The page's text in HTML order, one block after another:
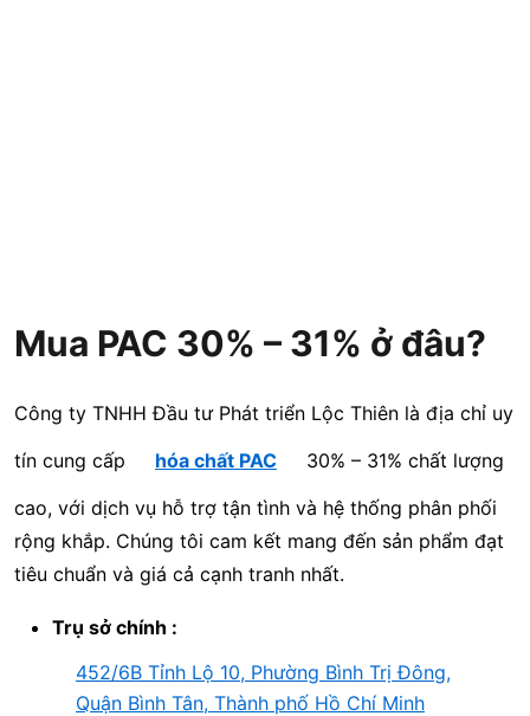
Mua PAC 30% – 31% ở đâu?
Công ty TNHH Đầu tư Phát triển Lộc Thiên là địa chỉ uy
tín cung cấp
hóa chất PAC
30% – 31% chất lượng
cao, với dịch vụ hỗ trợ tận tình và hệ thống phân phối
rộng khắp. Chúng tôi cam kết mang đến sản phẩm đạt
tiêu chuẩn và giá cả cạnh tranh nhất.
Trụ sở chính :
452/6B Tỉnh Lộ 10, Phường Bình Trị Đông,
Quận Bình Tân, Thành phố Hồ Chí Minh